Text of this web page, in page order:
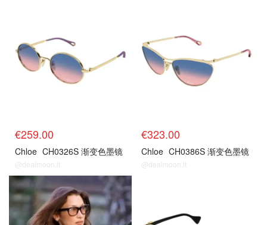
€259.00
Chloe CH0326S 渐变色墨镜
@dealmoon.it
€323.00
Chloe CH0386S 渐变色墨镜
@dealmoon.it